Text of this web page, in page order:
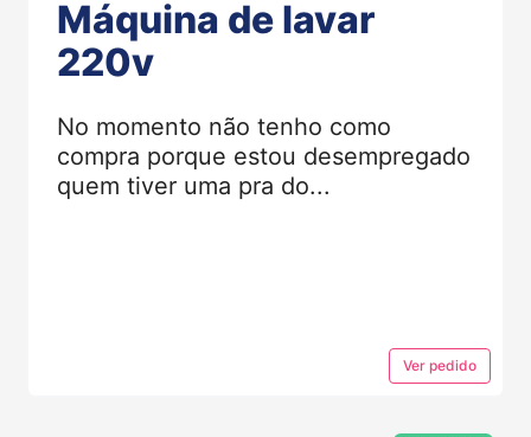
Máquina de lavar
220v
No momento não tenho como
compra porque estou desempregado
quem tiver uma pra do...
Ver pedido